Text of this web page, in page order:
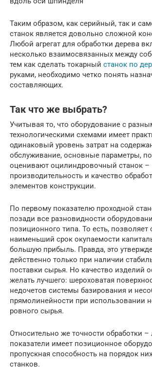
Таким образом, как серийный, так и
станок является довольно сложной
Любой агрегат для обработки дерева
несколько взаимосвязанных между
тем как сделать токарный станок по
руками, необходимо четко понять
составляющих.
Так что же выбрать?
Учитывая то, что оборудование с
технологическими схемами имеет
одинаковый уровень затрат на
обслуживание, основные параметры,
оценивают оцилиндровочный станок –
производительность и качество
элементов конструкции.
По первому показателю проходной
позади все разновидности
позиционного типа. То есть, позволяет
наименьший срок окупаемости
большую прибыль. Правда, это
действенно только при наличии
поставки сырья. Но качество изделий
желать лучшего: шероховатая
недочетов системы базирования и
прямолинейности при использовании
ровного сырья.
Относительно же точности обработки –
показатели имеет позиционное
пропускная способность на порядок
станков.